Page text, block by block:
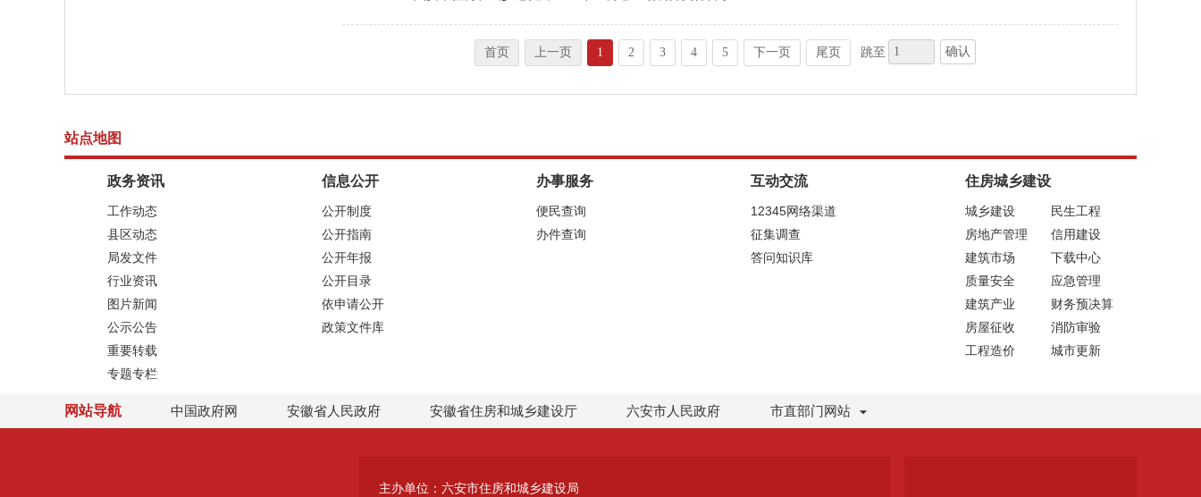
首页 上一页 1 2 3 4 5 下一页 尾页 跳至 确认
站点地图
政务资讯
工作动态
县区动态
局发文件
行业资讯
图片新闻
公示公告
重要转载
专题专栏
信息公开
公开制度
公开指南
公开年报
公开目录
依申请公开
政策文件库
办事服务
便民查询
办件查询
互动交流
12345网络渠道
征集调查
答问知识库
住房城乡建设
城乡建设
民生工程
房地产管理
信用建设
建筑市场
下载中心
质量安全
应急管理
建筑产业
财务预决算
房屋征收
消防审验
工程造价
城市更新
网站导航 中国政府网 安徽省人民政府 安徽省住房和城乡建设厅 六安市人民政府 市直部门网站
主办单位：六安市住房和城乡建设局